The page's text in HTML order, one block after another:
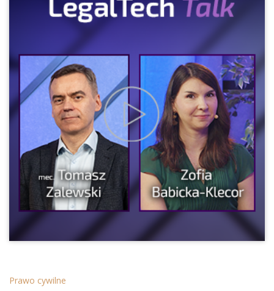
Prawo cywilne